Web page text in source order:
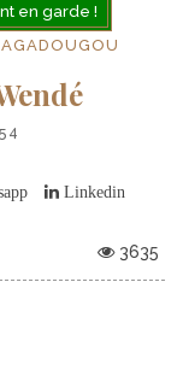
en garde !
Linkedin
3635